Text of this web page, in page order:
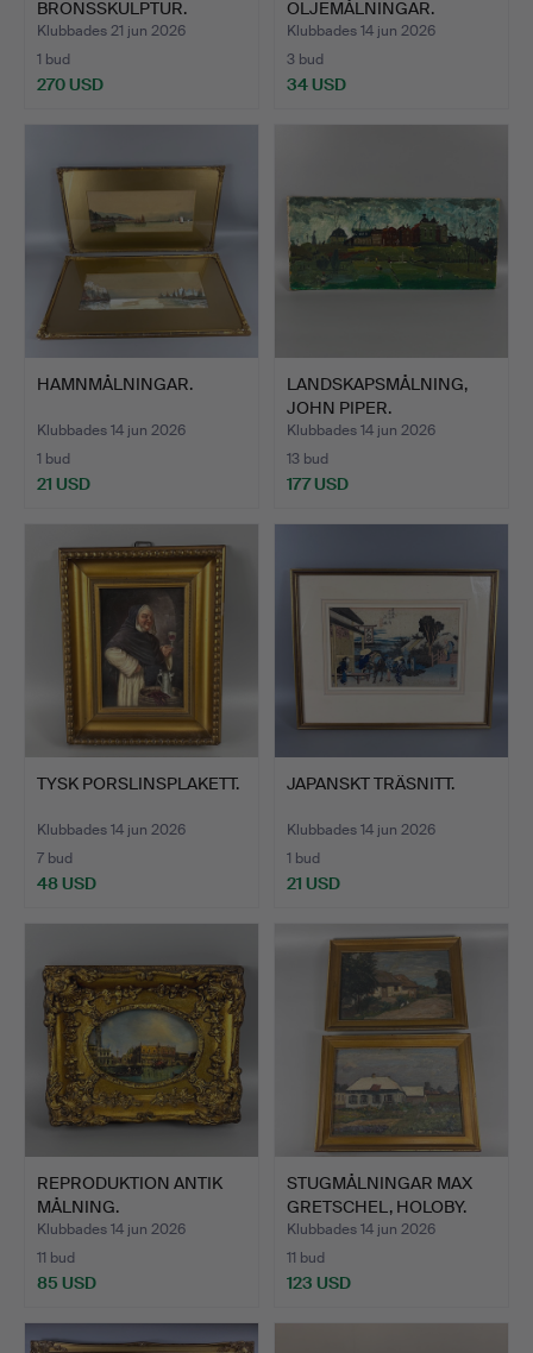
BRONSSKULPTUR.
Klubbades 21 jun 2026
1 bud
270 USD
OLJEMÅLNINGAR.
Klubbades 14 jun 2026
3 bud
34 USD
HAMNMÅLNINGAR.
Klubbades 14 jun 2026
1 bud
21 USD
LANDSKAPSMÅLNING,
JOHN PIPER.
Klubbades 14 jun 2026
13 bud
177 USD
TYSK PORSLINSPLAKETT.
Klubbades 14 jun 2026
7 bud
48 USD
JAPANSKT TRÄSNITT.
Klubbades 14 jun 2026
1 bud
21 USD
REPRODUKTION ANTIK
MÅLNING.
Klubbades 14 jun 2026
11 bud
85 USD
STUGMÅLNINGAR MAX
GRETSCHEL, HOLOBY.
Klubbades 14 jun 2026
11 bud
123 USD